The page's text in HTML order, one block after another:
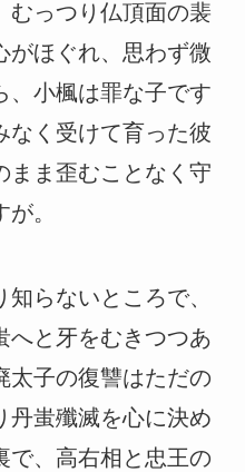
むっつり仏頂面の裴
がほぐれ、思わず微
、小楓は罪な子です
なく受けて育った彼
まま歪むことなく守
。
らないところで、
へと牙をむきつつあ
太子の復讐はただの
丹蚩殲滅を心に決め
で、高右相と忠王の